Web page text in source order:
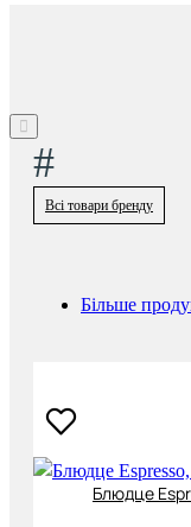
#
Всі товари бренду
Більше
Блюдце